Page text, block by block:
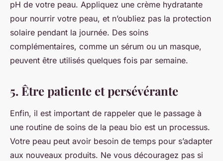
pH de votre peau. Appliquez une crème hydratante
pour nourrir votre peau, et n’oubliez pas la protection
solaire pendant la journée. Des soins
complémentaires, comme un sérum ou un masque,
peuvent être utilisés quelques fois par semaine.
5. Être patiente et persévérante
Enfin, il est important de rappeler que le passage à
une routine de soins de la peau bio est un processus.
Votre peau peut avoir besoin de temps pour s’adapter
aux nouveaux produits. Ne vous découragez pas si